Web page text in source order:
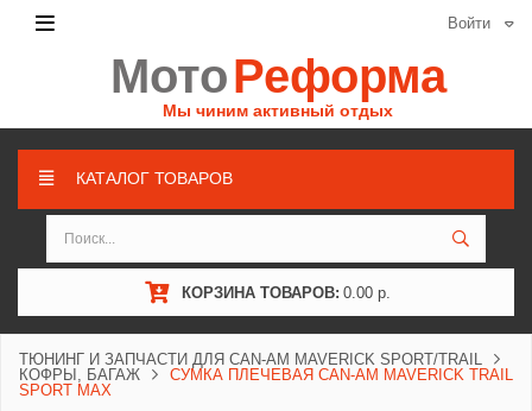
Войти
МотоРеформа
Мы чиним активный отдых
КАТАЛОГ ТОВАРОВ
КОРЗИНА ТОВАРОВ: 0.00 р.
ТЮНИНГ И ЗАПЧАСТИ ДЛЯ CAN-AM MAVERICK SPORT/TRAIL
КОФРЫ, БАГАЖ
СУМКА ПЛЕЧЕВАЯ CAN-AM MAVERICK TRAIL
SPORT MAX